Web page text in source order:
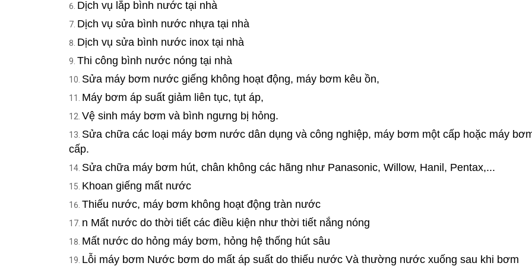
Dịch vụ lắp bình nước tại nhà
Dịch vụ sửa bình nước nhựa tại nhà
Dịch vụ sửa bình nước inox tại nhà
Thi công bình nước nóng tại nhà
Sửa máy bơm nước giếng không hoạt động, máy bơm kêu ồn,
Máy bơm áp suất giảm liên tục, tụt áp,
Vệ sinh máy bơm và bình ngưng bị hỏng.
Sửa chữa các loại máy bơm nước dân dụng và công nghiệp, máy bơm một cấp hoặc máy
cấp.
Sửa chữa máy bơm hút, chân không các hãng như Panasonic, Willow, Hanil, Pentax,...
Khoan giếng mất nước
Thiếu nước, máy bơm không hoạt động tràn nước
n Mất nước do thời tiết các điều kiện như thời tiết nắng nóng
Mất nước do hỏng máy bơm, hỏng hệ thống hút sâu
Lỗi máy bơm Nước bơm do mất áp suất do thiếu nước Và thường nước xuống sau khi bơm